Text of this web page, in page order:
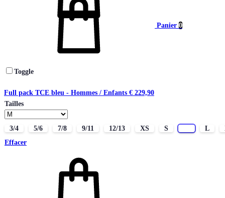
Panier 0
Toggle
Full pack TCE bleu - Hommes / Enfants € 229,90
Tailles
3/4 5/6 7/8 9/11 12/13 XS S L
Effacer